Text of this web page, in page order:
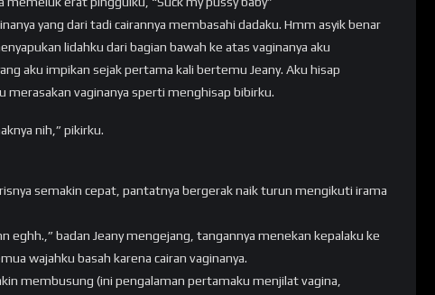
yang dari tadi cairannya membasahi dadaku. Hmm asyik benar
lidahku dari bagian bawah ke atas vaginanya aku
aku impikan sejak pertama kali bertemu Jeany. Aku hisap
merasakan vaginanya sperti menghisap bibirku.
nih,” pikirku.
semakin cepat, pantatnya bergerak naik turun mengikuti irama
eghh.,” badan Jeany mengejang, tangannya menekan kepalaku ke
wajahku basah karena cairan vaginanya.
membusung (ini pengalaman pertamaku menjilat vagina,